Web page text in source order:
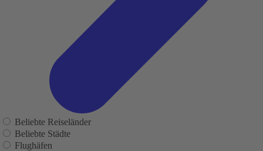
Beliebte Reiseländer
Beliebte Städte
Flughäfen